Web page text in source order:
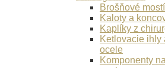
Brošňové
Kaloty a
Kaplíky z
Ketlovacie ihly
ocele
Komponenty